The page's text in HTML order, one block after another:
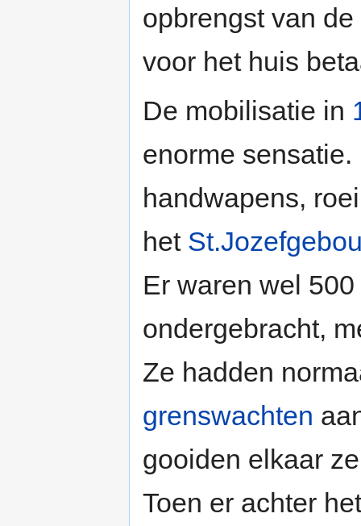
opbrengst van
voor het huis
De mobilisatie in
enorme
handwapens,
het
Er waren wel
ondergebracht,
Ze hadden
grenswachten
gooiden elkaar
Toen er achter